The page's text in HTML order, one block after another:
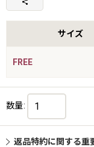
サイズ
FREE
数量:
返品特約に関する重